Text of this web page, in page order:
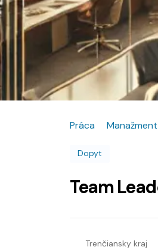
Práca Manažment
Dopyt
Team
Trenčiansky kraj